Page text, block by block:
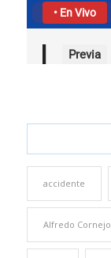
accidente
Alfredo Cornejo